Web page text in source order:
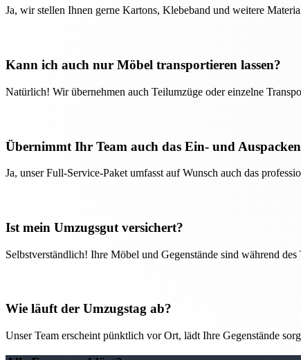
Ja, wir stellen Ihnen gerne Kartons, Klebeband und weitere
Kann ich auch nur Möbel transportieren lassen?
Natürlich! Wir übernehmen auch Teilumzüge oder einzelne
Übernimmt Ihr Team auch das Ein- und
Ja, unser Full-Service-Paket umfasst auf Wunsch auch das
Ist mein Umzugsgut versichert?
Selbstverständlich! Ihre Möbel und Gegenstände sind während des
Wie läuft der Umzugstag ab?
Unser Team erscheint pünktlich vor Ort, lädt Ihre Gegenstände